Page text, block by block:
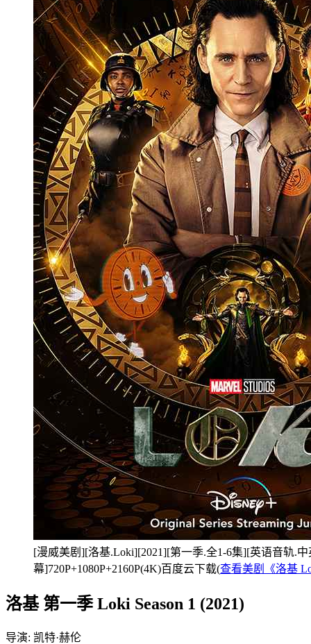
[漫威美剧][洛基.Loki][2021][第一季.全1-6集][英语音轨.
幕]720P+1080P+2160P(4K)百度云下载(查看美剧《洛基
洛基 第一季 Loki Season 1 (2021)
导演: 凯特·赫伦